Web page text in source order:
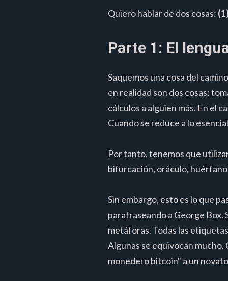
Quiero hablar de dos cosas:
Parte 1: El
Saquemos una cosa del
en realidad son dos cosas:
cálculos a alguien más. En el
Cuando se reduce a lo
Por tanto, tenemos que
bifurcación, oráculo,
Sin embargo, esto es lo que
parafraseando a George Box.
metáforas. Todas las
Algunas se equivocan
monedero bitcoin" a un